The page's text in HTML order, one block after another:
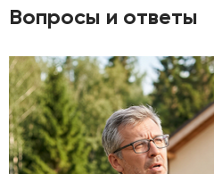
Вопросы и ответы